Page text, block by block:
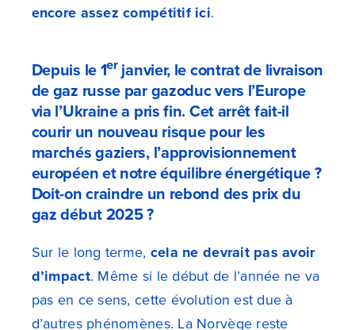
encore assez compétitif ici.
Depuis le 1erjanvier, le contrat de livraison
de gaz russe par gazoduc vers l’Europe
via l’Ukraine a pris fin. Cet arrêt fait-il
courir un nouveau risque pour les
marchés gaziers, l’approvisionnement
européen et notre équilibre énergétique ?
Doit-on craindre un rebond des prix du
gaz début 2025 ?
Sur le long terme, cela ne devrait pas avoir
d’impact. Même si le début de l’année ne va
pas en ce sens, cette évolution est due à
d’autres phénomènes. La Norvège reste